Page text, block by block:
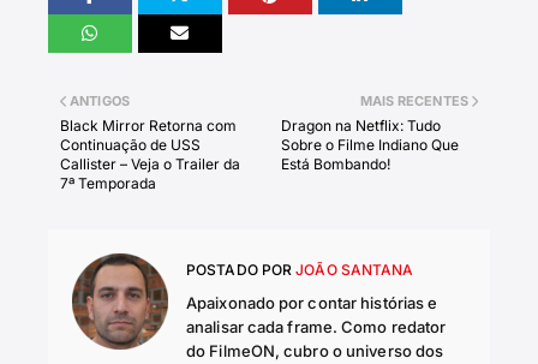
MAIS RECENTES
Dragon na Netflix: Tudo
Sobre o Filme Indiano Que
Está Bombando!
ANTIGOS
Black Mirror Retorna com
Continuação de USS
Callister – Veja o Trailer da
7ª Temporada
POSTADO POR JOÃO SANTANA
Apaixonado por contar histórias e
analisar cada frame. Como redator
do FilmeON, cubro o universo dos